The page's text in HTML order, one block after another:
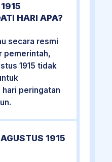
HARI APA?
secara resmi
pemerintah,
1915 tidak
peringatan
1915